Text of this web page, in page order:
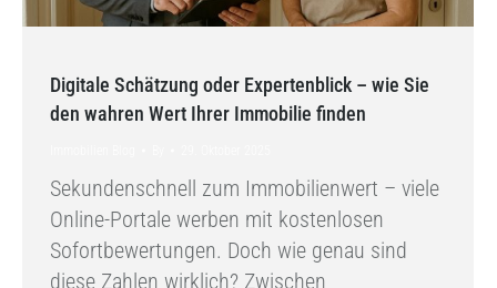
Digitale Schätzung oder Expertenblick – wie Sie
den wahren Wert Ihrer Immobilie finden
Sekundenschnell zum Immobilienwert – viele
Online-Portale werben mit kostenlosen
Sofortbewertungen. Doch wie genau sind
diese Zahlen wirklich? Zwischen